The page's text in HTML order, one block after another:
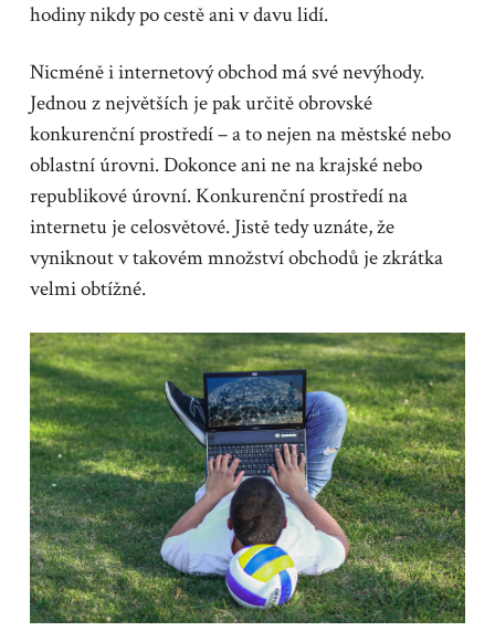
hodiny nikdy po cestě ani v davu lidí.
Nicméně i internetový obchod má své nevýhody.
Jednou z největších je pak určitě obrovské
konkurenční prostředí – a to nejen na městské nebo
oblastní úrovni. Dokonce ani ne na krajské nebo
republikové úrovní. Konkurenční prostředí na
internetu je celosvětové. Jistě tedy uznáte, že
vyniknout v takovém množství obchodů je zkrátka
velmi obtížné.